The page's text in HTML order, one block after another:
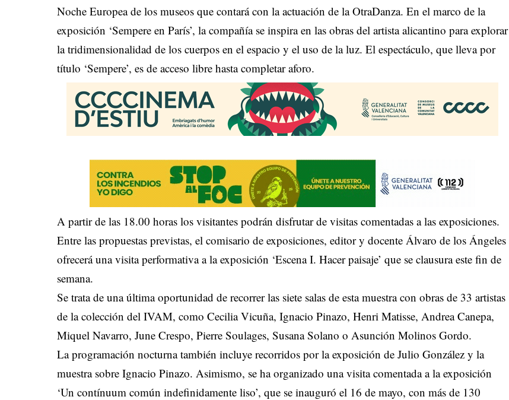
Noche Europea de los museos que contará con la actuación de la OtraDanza. En el marco de la
exposición ‘Sempere en París’, la compañía se inspira en las obras del artista alicantino para explorar
la tridimensionalidad de los cuerpos en el espacio y el uso de la luz. El espectáculo, que lleva por
título ‘Sempere’, es de acceso libre hasta completar aforo.
A partir de las 18.00 horas los visitantes podrán disfrutar de visitas comentadas a las exposiciones.
Entre las propuestas previstas, el comisario de exposiciones, editor y docente Álvaro de los Ángeles
ofrecerá una visita performativa a la exposición ‘Escena I. Hacer paisaje’ que se clausura este fin de
semana.
Se trata de una última oportunidad de recorrer las siete salas de esta muestra con obras de 33 artistas
de la colección del IVAM, como Cecilia Vicuña, Ignacio Pinazo, Henri Matisse, Andrea Canepa,
Miquel Navarro, June Crespo, Pierre Soulages, Susana Solano o Asunción Molinos Gordo.
La programación nocturna también incluye recorridos por la exposición de Julio González y la
muestra sobre Ignacio Pinazo. Asimismo, se ha organizado una visita comentada a la exposición
‘Un contínuum común indefinidamente liso’, que se inauguró el 16 de mayo, con más de 130